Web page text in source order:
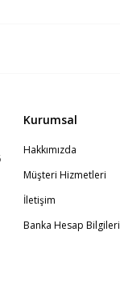
Kurumsal
Hakkımızda
Müşteri Hizmetleri
İletişim
Banka Hesap Bilgileri